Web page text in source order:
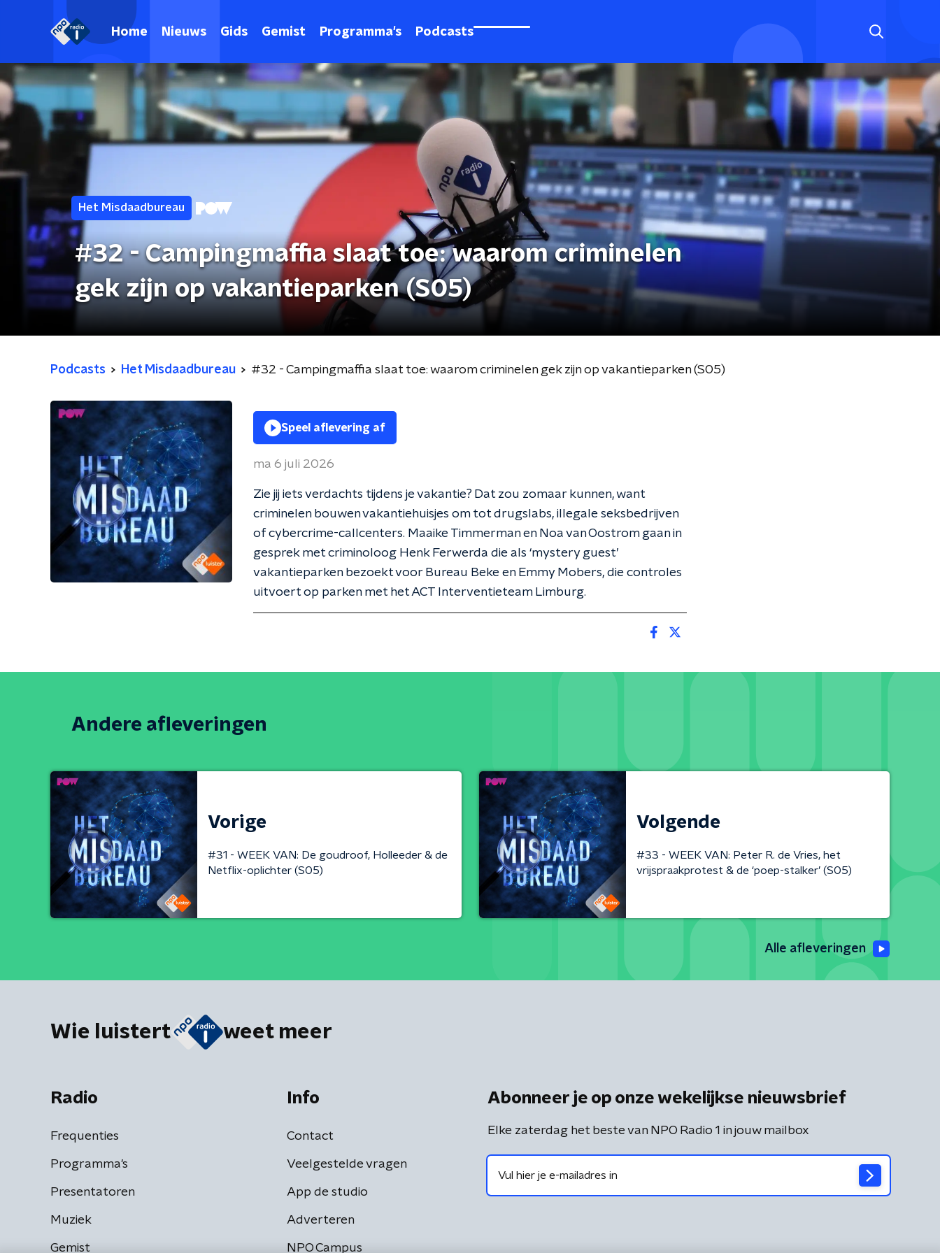
Home Nieuws Gids Gemist Programma's Podcasts
Het Misdaadbureau
#32 - Campingmaffia slaat toe: waarom criminelen
gek zijn op vakantieparken (S05)
Podcasts Het Misdaadbureau #32 - Campingmaffia slaat toe: waarom criminelen gek zijn op vakantieparken (S05)
Speel aflevering af
ma 6 juli 2026
Zie jij iets verdachts tijdens je vakantie? Dat zou zomaar kunnen, want
criminelen bouwen vakantiehuisjes om tot drugslabs, illegale seksbedrijven
of cybercrime-callcenters. Maaike Timmerman en Noa van Oostrom gaan in
gesprek met criminoloog Henk Ferwerda die als ‘mystery guest’
vakantieparken bezoekt voor Bureau Beke en Emmy Mobers, die controles
uitvoert op parken met het ACT Interventieteam Limburg.
Andere afleveringen
Vorige
#31 - WEEK VAN: De goudroof, Holleeder & de
Netflix-oplichter (S05)
Volgende
#33 - WEEK VAN: Peter R. de Vries, het
vrijspraakprotest & de ‘poep-stalker’ (S05)
Alle afleveringen
Wie luistert weet meer
Radio
Frequenties
Programma's
Presentatoren
Muziek
Gemist
Info
Contact
Veelgestelde vragen
App de studio
Adverteren
NPO Campus
Abonneer je op onze wekelijkse nieuwsbrief
Elke zaterdag het beste van NPO Radio 1 in jouw mailbox